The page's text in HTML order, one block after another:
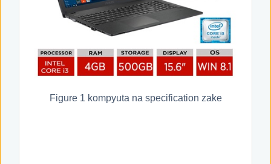
Figure 1 kompyuta na specification zake